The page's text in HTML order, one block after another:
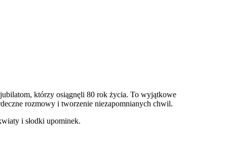
którzy osiągnęli 80 rok życia. To wyjątkowe
rozmowy i tworzenie niezapomnianych chwil.
i słodki upominek.